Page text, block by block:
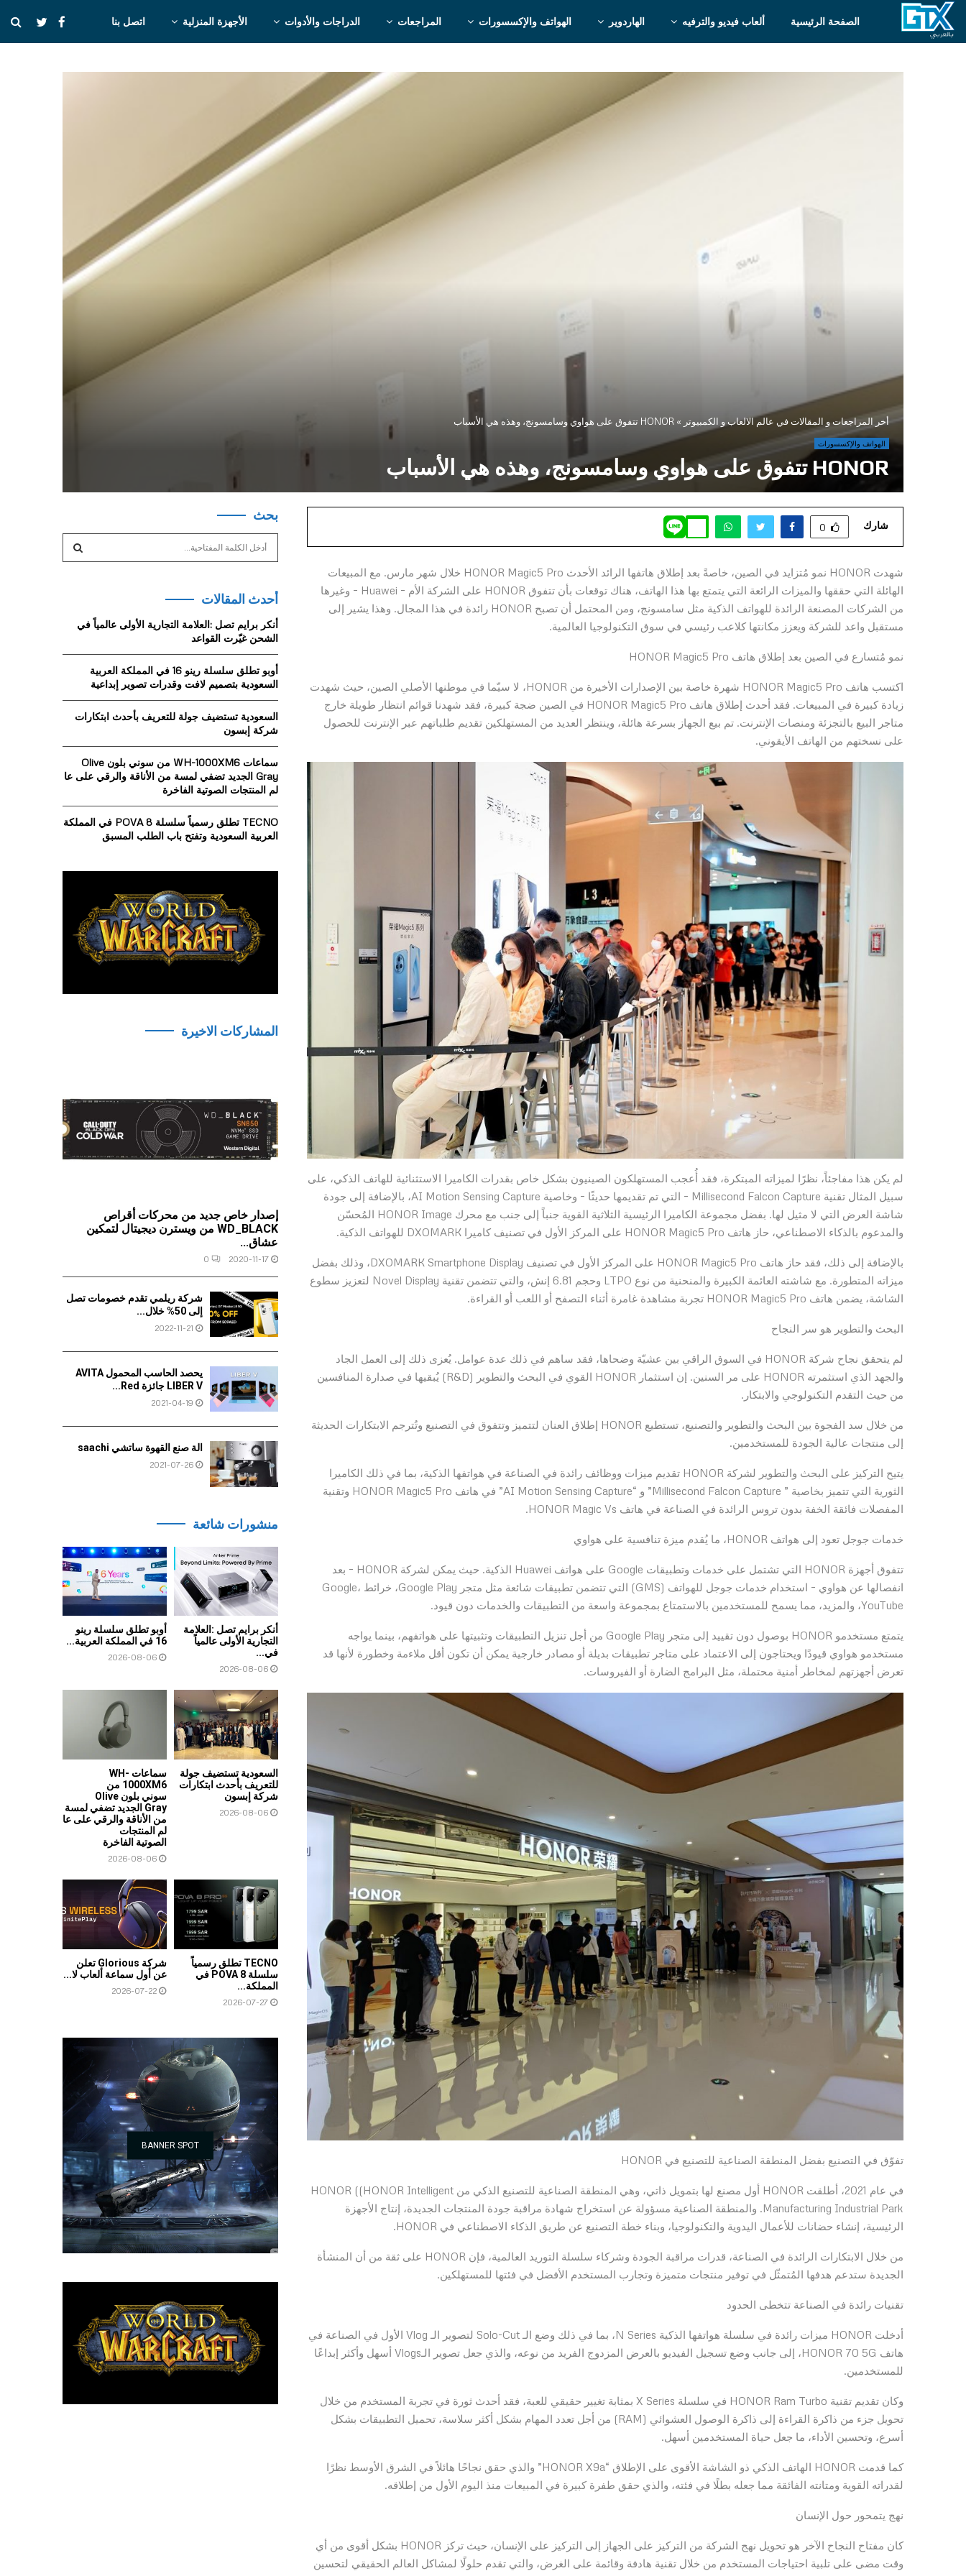
الصفحة الرئيسية ألعاب فيديو والترفيه الهاردوير الهواتف والإكسسورات المراجعات الدراجات والأدوات الأجهزة المنزلية اتصل بنا
أخر المراجعات و المقالات في عالم الالعاب و الكمبيوتر » HONOR تتفوق على هواوي وسامسونج، وهذه هي الأسباب
الهواتف والإكسسورات
HONOR تتفوق على هواوي وسامسونج، وهذه هي الأسباب
شارك 0
شهدت HONOR نمو مُتزايد في الصين، خاصةً بعد إطلاق هاتفها الرائد الأحدث HONOR Magic5 Pro خلال شهر مارس. مع المبيعات
الهائلة التي حققها والميزات الرائعة التي يتمتع بها هذا الهاتف، هناك توقعات بأن تتفوق HONOR على الشركة الأم – Huawei – وغيرها
من الشركات المصنعة الرائدة للهواتف الذكية مثل سامسونج، ومن المحتمل أن تصبح HONOR رائدة في هذا المجال. وهذا يشير إلى
مستقبل واعد للشركة ويعزز مكانتها كلاعب رئيسي في سوق التكنولوجيا العالمية.
نمو مُتسارع في الصين بعد إطلاق هاتف HONOR Magic5 Pro
اكتسب هاتف HONOR Magic5 Pro شهرة خاصة بين الإصدارات الأخيرة من HONOR، لا سيّما في موطنها الأصلي الصين، حيث شهدت
زيادة كبيرة في المبيعات. فقد أحدث إطلاق هاتف HONOR Magic5 Pro في الصين ضجة كبيرة، فقد شهدنا قوائم انتظار طويلة خارج
متاجر البيع بالتجزئة ومنصات الإنترنت. تم بيع الجهاز بسرعة هائلة، وينتظر العديد من المستهلكين تقديم طلباتهم عبر الإنترنت للحصول
على نسختهم من الهاتف الأيقوني.
لم يكن هذا مفاجئاً، نظرًا لميزاته المبتكرة، فقد أُعجب المستهلكون الصينيون بشكل خاص بقدرات الكاميرا الاستثنائية للهاتف الذكي، على
سبيل المثال تقنية Millisecond Falcon Capture – التي تم تقديمها حديثًا – وخاصية AI Motion Sensing Capture، بالإضافة إلى جودة
شاشة العرض التي لا مثيل لها. بفضل مجموعة الكاميرا الرئيسية الثلاثية القوية جنباً إلى جنب مع محرك HONOR Image المُحسّن
والمدعوم بالذكاء الاصطناعي، حاز هاتف HONOR Magic5 Pro على المركز الأول في تصنيف كاميرا DXOMARK للهواتف الذكية.
بالإضافة إلى ذلك، فقد حاز هاتف HONOR Magic5 Pro على المركز الأول في تصنيف DXOMARK Smartphone Display، وذلك بفضل
ميزاته المتطورة. مع شاشته العائمة الكبيرة والمنحنية من نوع LTPO وحجم 6.81 إنش، والتي تتضمن تقنية Novel Display لتعزيز سطوع
الشاشة، يضمن هاتف HONOR Magic5 Pro تجربة مشاهدة غامرة أثناء التصفح أو اللعب أو القراءة.
البحث والتطوير هو سر النجاح
لم يتحقق نجاح شركة HONOR في السوق الراقي بين عشيّة وضحاها، فقد ساهم في ذلك عدة عوامل. يُعزى ذلك إلى العمل الجاد
والجهد الذي استثمرته HONOR على مر السنين. إن استثمار HONOR القوي في البحث والتطوير (R&D) يُبقيها في صدارة المنافسين
من حيث التقدم التكنولوجي والابتكار.
من خلال سد الفجوة بين البحث والتطوير والتصنيع، تستطيع HONOR إطلاق العنان لتتميز وتتفوق في التصنيع وتُترجم الابتكارات الحديثة
إلى منتجات عالية الجودة للمستخدمين.
يتيح التركيز على البحث والتطوير لشركة HONOR تقديم ميزات ووظائف رائدة في الصناعة في هواتفها الذكية، بما في ذلك الكاميرا
الثورية التي تتميز بخاصية ” Millisecond Falcon Capture” و “AI Motion Sensing Capture” في هاتف HONOR Magic5 Pro وتقنية
المفصلات فائقة الخفة بدون تروس الرائدة في الصناعة في هاتف HONOR Magic Vs.
خدمات جوجل تعود إلى هواتف HONOR، ما يُقدم ميزة تنافسية على هواوي
تتفوق أجهزة HONOR التي تشتمل على خدمات وتطبيقات Google على هواتف Huawei الذكية. حيث يمكن لشركة HONOR – بعد
انفصالها عن هواوي – استخدام خدمات جوجل للهواتف (GMS) التي تتضمن تطبيقات شائعة مثل متجر Google Play، خرائط Google،
YouTube، والمزيد، مما يسمح للمستخدمين بالاستمتاع بمجموعة واسعة من التطبيقات والخدمات دون قيود.
يتمتع مستخدمو HONOR بوصول دون تقييد إلى متجر Google Play من أجل تنزيل التطبيقات وتثبيتها على هواتفهم، بينما يواجه
مستخدمو هواوي قيودًا ويحتاجون إلى الاعتماد على متاجر تطبيقات بديلة أو مصادر خارجية يمكن أن تكون أقل ملاءمة وخطورة لأنها قد
تعرض أجهزتهم لمخاطر أمنية محتملة، مثل البرامج الضارة أو الفيروسات.
تفوّق في التصنيع بفضل المنطقة الصناعية للتصنيع في HONOR
في عام 2021، أطلقت HONOR أول مصنع لها بتمويل ذاتي، وهي المنطقة الصناعية للتصنيع الذكي من HONOR ((HONOR Intelligent
Manufacturing Industrial Park. والمنطقة الصناعية مسؤولة عن استخراج شهادة مراقبة جودة المنتجات الجديدة، إنتاج الأجهزة
الرئيسية، إنشاء حضانات للأعمال اليدوية والتكنولوجيا، وبناء خطة التصنيع عن طريق الذكاء الاصطناعي في HONOR.
من خلال الابتكارات الرائدة في الصناعة، قدرات مراقبة الجودة وشركاء سلسلة التوريد العالمية، فإن HONOR على ثقة من أن المنشأة
الجديدة ستدعم هدفها المُتمثّل في توفير منتجات متميزة وتجارب المستخدم الأفضل في فئتها للمستهلكين.
تقنيات رائدة في الصناعة تتخطى الحدود
أدخلت HONOR ميزات رائدة في سلسلة هواتفها الذكية N Series، بما في ذلك وضع الـ Solo-Cut لتصوير الـ Vlog الأول في الصناعة في
هاتف HONOR 70 5G، إلى جانب وضع تسجيل الفيديو بالعرض المزدوج الفريد من نوعه، والذي جعل تصوير الـVlogs أسهل وأكثر إبداعًا
للمستخدمين.
وكان تقديم تقنية HONOR Ram Turbo في سلسلة X Series بمثابة تغيير حقيقي للعبة، فقد أحدث ثورة في تجربة المستخدم من خلال
تحويل جزء من ذاكرة القراءة إلى ذاكرة الوصول العشوائي (RAM) من أجل تعدد المهام بشكل أكثر سلاسة، تحميل التطبيقات بشكل
أسرع، وتحسين الأداء، ما جعل حياة المستخدمين أسهل.
كما قدمت HONOR الهاتف الذكي ذو الشاشة الأقوى على الإطلاق “HONOR X9a” والذي حقق نجاحًا هائلاً في الشرق الأوسط نظرًا
لقدراته القوية ومتانته الفائقة مما جعله بطلًا في فئته، والذي حقق طفرة كبيرة في المبيعات منذ اليوم الأول من إطلاقه.
نهج يتمحور حول الإنسان
كان مفتاح النجاح الآخر هو تحويل نهج الشركة من التركيز على الجهاز إلى التركيز على الإنسان، حيث تركز HONOR بشكل أقوى من أي
وقت مضى على تلبية احتياجات المستخدم من خلال تقنية هادفة وقائمة على الغرض، والتي تقدم حلولًا لمشاكل العالم الحقيقي لتحسين
بحث
c
h
f
r
:
A
H
أحدث المقالات
أنكر برايم تصل :العلامة التجارية الأولى عالمياً في
الشحن غيّرت القواعد
أوبو تطلق سلسلة رينو 16 في المملكة العربية
السعودية بتصميم لافت وقدرات تصوير إبداعية
السعودية تستضيف جولة للتعريف بأحدث ابتكارات
شركة إبسون
سماعات WH-1000XM6 من سوني بلون Olive
Gray الجديد تضفي لمسة من الأناقة والرقي على عا
لم المنتجات الصوتية الفاخرة
TECNO تطلق رسمياً سلسلة POVA 8 في المملكة
العربية السعودية وتفتح باب الطلب المسبق
المشاركات الاخيرة
إصدار خاص جديد من محركات أقراص
WD_BLACK من ويسترن ديجيتال لتمكين
عشاق...
2020-11-17
0
شركة ريلمي تقدم خصومات تصل
إلى 50% خلال...
2022-11-21
‏‏يحصد‏‏ ‏‏الحاسب‏‏ ‏‏المحمول‏‏ ‏‎AVITA
LIBER V‎‏ ‏‏جائزة‏‏ ‏‎Red...
2021-04-19
الة صنع القهوة ساتشي saachi
2021-07-26
منشورات شائعة
أنكر برايم تصل :العلامة
التجارية الأولى عالمياً
في...
2026-08-06
أوبو تطلق سلسلة رينو
16 في المملكة العربية...
2026-08-06
السعودية تستضيف جولة
للتعريف بأحدث ابتكارات
شركة إبسون
2026-08-06
سماعات WH-
1000XM6 من
سوني بلون Olive
Gray الجديد تضفي لمسة
من الأناقة والرقي على عا
لم المنتجات
الصوتية الفاخرة
2026-08-06
TECNO تطلق رسمياً
سلسلة POVA 8 في
المملكة...
2026-07-27
شركة Glorious تعلن
عن أول سماعة ألعاب لا...
2026-07-22
BANNER SPOT